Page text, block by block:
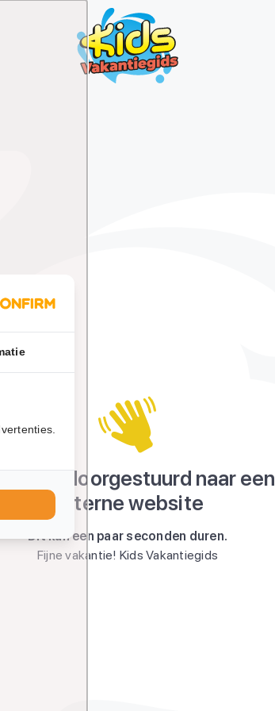
wordt doorgestuurd naar een
externe website
Dit kan een paar seconden duren.
Fijne vakantie! Kids Vakantiegids